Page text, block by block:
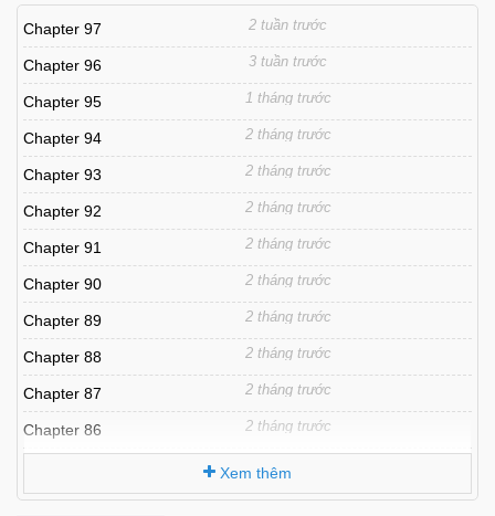
hiệu quả này không?” Tôi nghĩ sẽ tốt hơn nếu bản thân là phú bà
ác nữ. Vậy nên tôi đã sử dụng tất cả kiến thức mình biết. “Vì lý do
gì người không cho tôi vinh dự được hộ tống người?” Đối phó với
cha cũng đủ mệt rồi, đâu ra xuất hiện nhân vật phản diện nữa vậy
chứ? Điều gì sẽ xảy ra nếu người này phá vỡ kế hoạch triệu phú
của mình?
Chapter 97 2 tuần trước
Chapter 96 3 tuần trước
Chapter 95 1 tháng trước
Chapter 94 2 tháng trước
Chapter 93 2 tháng trước
Chapter 92 2 tháng trước
Chapter 91 2 tháng trước
Chapter 90 2 tháng trước
Chapter 89 2 tháng trước
Chapter 88 2 tháng trước
Chapter 87 2 tháng trước
Chapter 86 2 tháng trước
Chapter 84 2 tháng trước
Xem thêm